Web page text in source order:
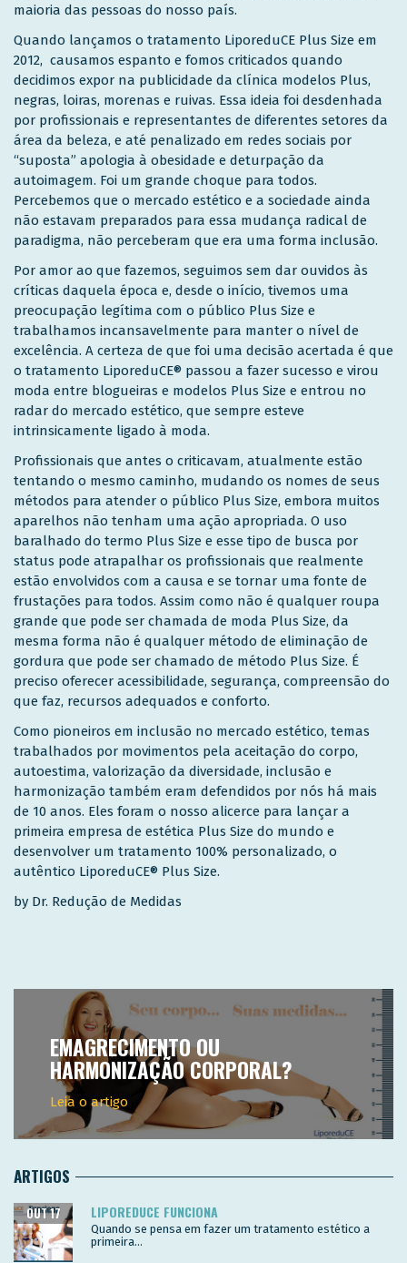
maioria das pessoas do nosso país.
Quando lançamos o tratamento LiporeduCE Plus Size em
2012, causamos espanto e fomos criticados quando
decidimos expor na publicidade da clínica modelos Plus,
negras, loiras, morenas e ruivas. Essa ideia foi desdenhada
por profissionais e representantes de diferentes setores da
área da beleza, e até penalizado em redes sociais por
“suposta” apologia à obesidade e deturpação da
autoimagem. Foi um grande choque para todos.
Percebemos que o mercado estético e a sociedade ainda
não estavam preparados para essa mudança radical de
paradigma, não perceberam que era uma forma inclusão.
Por amor ao que fazemos, seguimos sem dar ouvidos às
críticas daquela época e, desde o início, tivemos uma
preocupação legítima com o público Plus Size e
trabalhamos incansavelmente para manter o nível de
excelência. A certeza de que foi uma decisão acertada é que
o tratamento LiporeduCE® passou a fazer sucesso e virou
moda entre blogueiras e modelos Plus Size e entrou no
radar do mercado estético, que sempre esteve
intrinsicamente ligado à moda.
Profissionais que antes o criticavam, atualmente estão
tentando o mesmo caminho, mudando os nomes de seus
métodos para atender o público Plus Size, embora muitos
aparelhos não tenham uma ação apropriada. O uso
baralhado do termo Plus Size e esse tipo de busca por
status pode atrapalhar os profissionais que realmente
estão envolvidos com a causa e se tornar uma fonte de
frustações para todos. Assim como não é qualquer roupa
grande que pode ser chamada de moda Plus Size, da
mesma forma não é qualquer método de eliminação de
gordura que pode ser chamado de método Plus Size. É
preciso oferecer acessibilidade, segurança, compreensão do
que faz, recursos adequados e conforto.
Como pioneiros em inclusão no mercado estético, temas
trabalhados por movimentos pela aceitação do corpo,
autoestima, valorização da diversidade, inclusão e
harmonização também eram defendidos por nós há mais
de 10 anos. Eles foram o nosso alicerce para lançar a
primeira empresa de estética Plus Size do mundo e
desenvolver um tratamento 100% personalizado, o
autêntico LiporeduCE® Plus Size.
by Dr. Redução de Medidas
EMAGRECIMENTO OU
HARMONIZAÇÃO CORPORAL?
Leia o artigo
ARTIGOS
LIPOREDUCE FUNCIONA
OUT 17
Quando se pensa em fazer um tratamento estético a
primeira...